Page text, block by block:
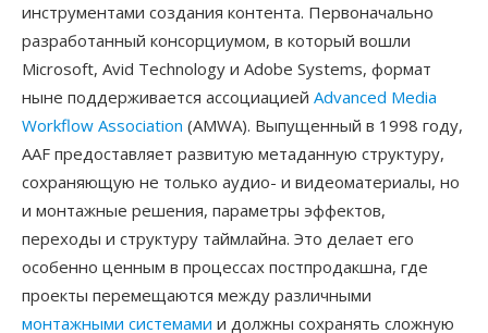
инструментами создания контента. Первоначально
разработанный консорциумом, в который вошли
Microsoft, Avid Technology и Adobe Systems, формат
ныне поддерживается ассоциацией Advanced Media
Workflow Association (AMWA). Выпущенный в 1998 году,
AAF предоставляет развитую метаданную структуру,
сохраняющую не только аудио- и видеоматериалы, но
и монтажные решения, параметры эффектов,
переходы и структуру таймлайна. Это делает его
особенно ценным в процессах постпродакшна, где
проекты перемещаются между различными
монтажными системами и должны сохранять сложную